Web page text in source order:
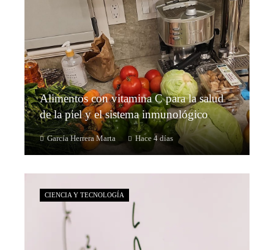
Alimentos con vitamina C para la salud
de la piel y el sistema inmunológico
García Herrera Marta Hace 4 días
CIENCIA Y TECNOLOGÍA